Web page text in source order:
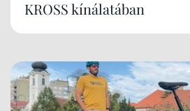
KROSS kínálatában